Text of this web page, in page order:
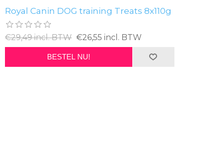
Royal Canin DOG training Treats 8x110g
€29,49 incl. BTW €26,55 incl. BTW
BESTEL NU!